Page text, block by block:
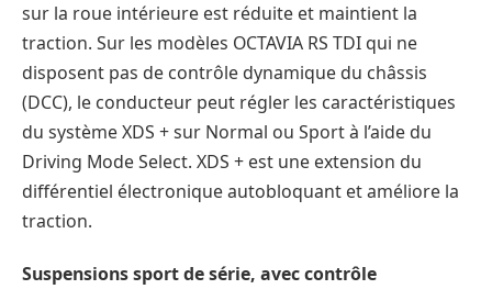
sur la roue intérieure est réduite et maintient la
traction. Sur les modèles OCTAVIA RS TDI qui ne
disposent pas de contrôle dynamique du châssis
(DCC), le conducteur peut régler les caractéristiques
du système XDS + sur Normal ou Sport à l’aide du
Driving Mode Select. XDS + est une extension du
différentiel électronique autobloquant et améliore la
traction.
Suspensions sport de série, avec contrôle